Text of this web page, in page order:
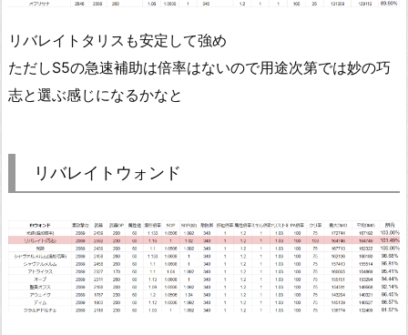
リバレイトタリスも安定して強め
ただしS5の急速補助は倍率はないので用途次第では妙の巧
志と選ぶ感じになるかなと
リバレイトウォンド